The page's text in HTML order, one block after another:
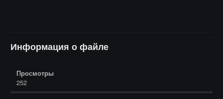
Информация о файле
Просмотры
252